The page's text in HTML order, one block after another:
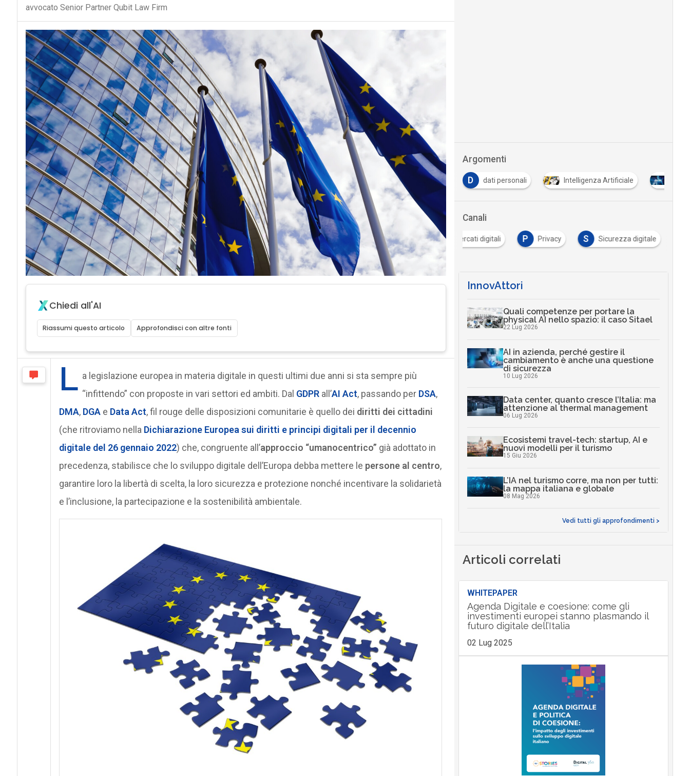
avvocato Senior Partner Qubit Law Firm
Chiedi all'AI
Riassumi questo articolo Approfondisci con altre fonti
L a legislazione europea in materia digitale in questi ultimi due anni si sta sempre più
“infittendo” con proposte in vari settori ed ambiti. Dal GDPR all’AI Act, passando per DSA,
DMA, DGA e Data Act, fil rouge delle disposizioni comunitarie è quello dei diritti dei cittadini
(che ritroviamo nella Dichiarazione Europea sui diritti e principi digitali per il decennio
digitale del 26 gennaio 2022) che, congruente all’approccio “umanocentrico” già adottato in
precedenza, stabilisce che lo sviluppo digitale dell’Europa debba mettere le persone al centro,
garantire loro la libertà di scelta, la loro sicurezza e protezione nonché incentivare la solidarietà
e l’inclusione, la partecipazione e la sostenibilità ambientale.
Argomenti
cloud D dati personali Intelligenza Artificiale
Canali
Mercati digitali P Privacy S Sicurezza digitale
InnovAttori
Quali competenze per portare la
physical AI nello spazio: il caso Sitael
22 Lug 2026
AI in azienda, perché gestire il
cambiamento è anche una questione
di sicurezza
10 Lug 2026
Data center, quanto cresce l’Italia: ma
attenzione al thermal management
06 Lug 2026
Ecosistemi travel-tech: startup, AI e
nuovi modelli per il turismo
15 Giu 2026
L’IA nel turismo corre, ma non per tutti:
la mappa italiana e globale
08 Mag 2026
Vedi tutti gli approfondimenti >
Articoli correlati
WHITEPAPER
Agenda Digitale e coesione: come gli
investimenti europei stanno plasmando il
futuro digitale dell’Italia
02 Lug 2025